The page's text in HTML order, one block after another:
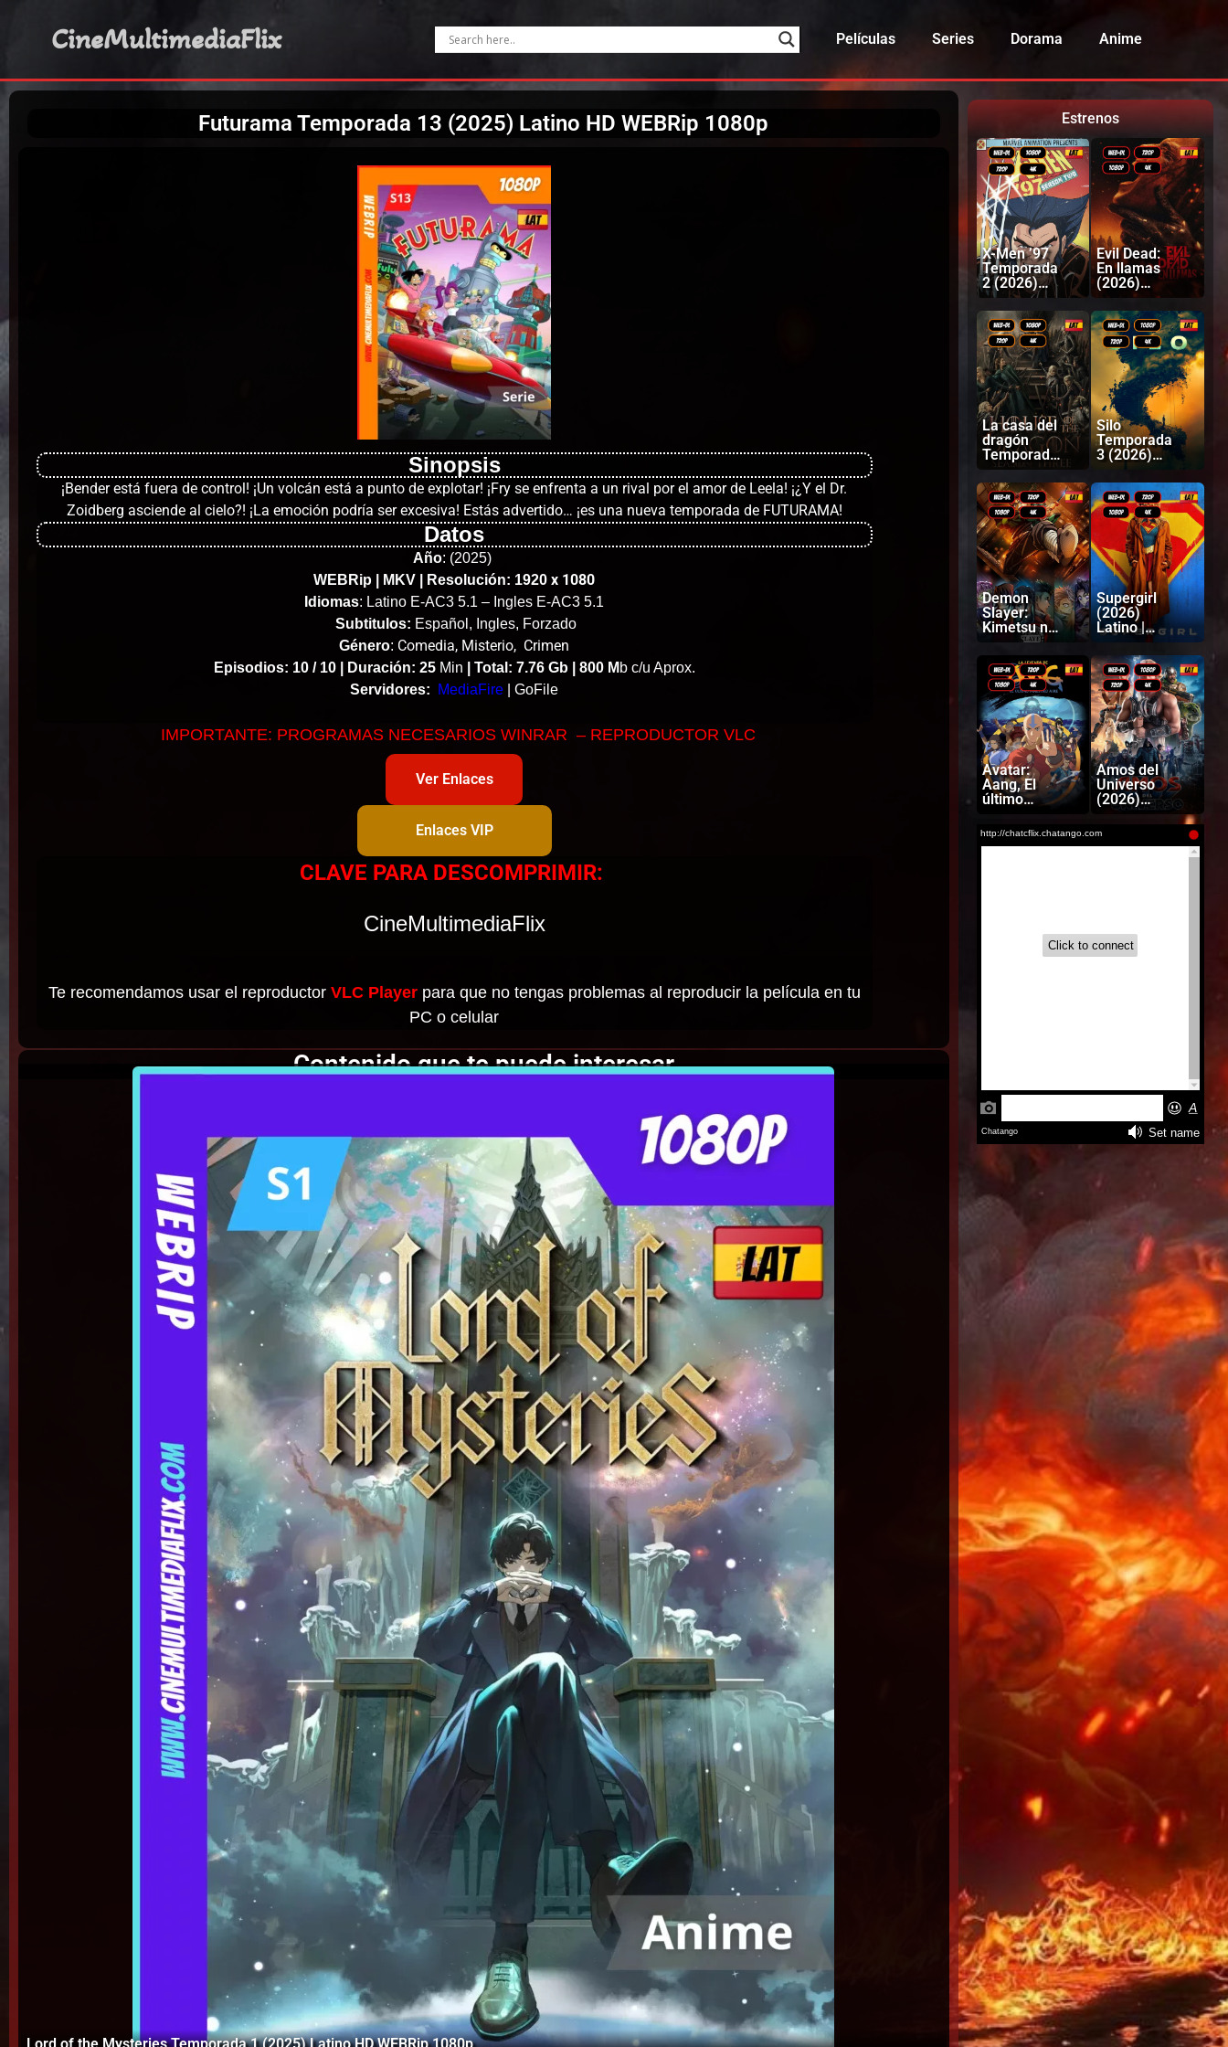
CineMultimediaFlix Películas Series Dorama Anime
Futurama Temporada 13 (2025) Latino HD WEBRip 1080p
Sinopsis
¡Bender está fuera de control! ¡Un volcán está a punto de explotar! ¡Fry se enfrenta a un rival por el amor de Leela! ¡¿Y el Dr.
Zoidberg asciende al cielo?! ¡La emoción podría ser excesiva! Estás advertido… ¡es una nueva temporada de FUTURAMA!
Datos
Año: (2025)
WEBRip | MKV | Resolución: 1920 x 1080
Idiomas: Latino E-AC3 5.1 – Ingles E-AC3 5.1
Subtitulos: Español, Ingles, Forzado
Género: Comedia, Misterio, Crimen
Episodios: 10 / 10 | Duración: 25 Min Total: 7.76 Gb | 800 M b c/u Aprox.
Servidores:
MediaFire | GoFile
IMPORTANTE: PROGRAMAS NECESARIOS WINRAR – REPRODUCTOR VLC
Ver Enlaces
Enlaces VIP
CLAVE PARA DESCOMPRIMIR:
CineMultimediaFlix
Te recomendamos usar el reproductor VLC Playerpara que no tengas problemas al reproducir la película en tu
PC o celular
Contenido que te puede interesar
Estrenos
X-Men ’97
Temporada
2 (2026)
Latino |
Inglés
Evil Dead:
En llamas
(2026)
Latino |
Inglés
La casa del
dragón
Temporada
3 (2026)
Latino |
Ingles
Silo
Temporada
3 (2026)
Inglés
Demon
Slayer:
Kimetsu no
Yaiba
Castillo
infinito
(2025)
Latino |
Japonés
Supergirl
(2026)
Latino |
Avatar:
Aang, El
último
Aire (2026)
Latino |
Amos del
Universo
(2026)
Latino |
Inglés